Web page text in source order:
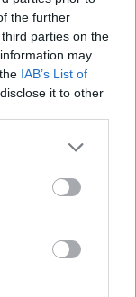
the further
parties on the
may
IAB’s List of
it to other